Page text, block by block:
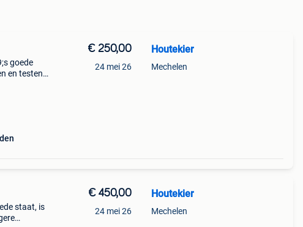
goede
en testen.
€ 250,00
24 mei 26
Houtekier
Mechelen
staat, is
€ 450,00
24 mei 26
Houtekier
Mechelen